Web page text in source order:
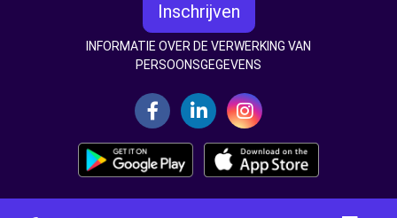
Inschrijven
INFORMATIE OVER DE VERWERKING VAN
PERSOONSGEGEVENS